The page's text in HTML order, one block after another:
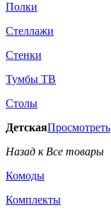
Полки
Стеллажи
Стенки
Тумбы ТВ
Столы
ДетскаяПросмотреть
Назад к Все товары
Комоды
Комплекты